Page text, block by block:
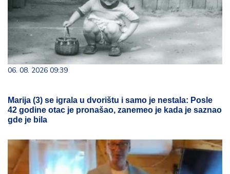
06. 08. 2026 09:39
Marija (3) se igrala u dvorištu i samo je nestala: Posle
42 godine otac je pronašao, zanemeo je kada je saznao
gde je bila